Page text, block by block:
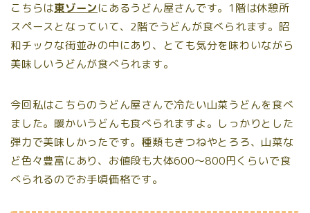
こちらは東ゾーンにあるうどん屋さんです。1階は休憩所
スペースとなっていて、2階でうどんが食べられます。昭
和チックな街並みの中にあり、とても気分を味わいながら
美味しいうどんが食べられます。
今回私はこちらのうどん屋さんで冷たい山菜うどんを食べ
ました。暖かいうどんも食べられますよ。しっかりとした
弾力で美味しかったです。種類もきつねやとろろ、山菜な
ど色々豊富にあり、お値段も大体600〜800円くらいで食
べられるのでお手頃価格です。